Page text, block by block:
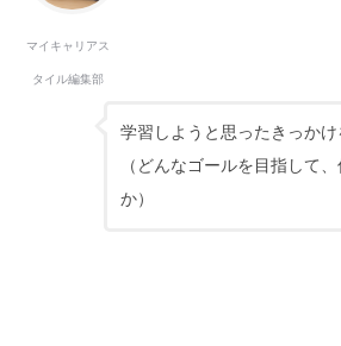
マイキャリアス
タイル編集部
学習しようと思ったきっかけ
（どんなゴールを目指して
か）